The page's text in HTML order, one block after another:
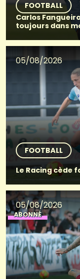
FOOTBALL
Carlos
toujours dans
05/08/2026
FOOTBALL
Le Racing cède
05/08/2026
ABONNÉ